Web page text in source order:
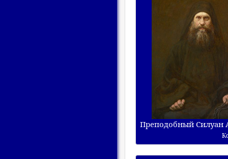
Преподобный Силуан